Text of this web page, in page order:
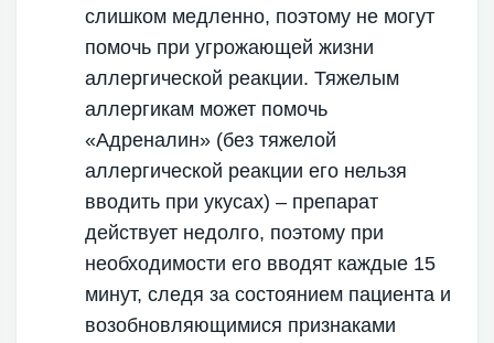
слишком медленно, поэтому не могут
помочь при угрожающей жизни
аллергической реакции. Тяжелым
аллергикам может помочь
«Адреналин» (без тяжелой
аллергической реакции его нельзя
вводить при укусах) – препарат
действует недолго, поэтому при
необходимости его вводят каждые 15
минут, следя за состоянием пациента и
возобновляющимися признаками